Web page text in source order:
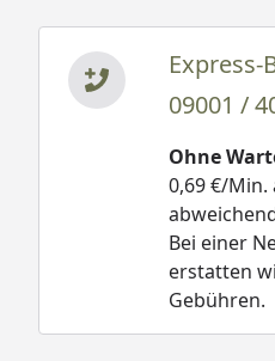
Express-
09001 /
Ohne
0,69 €/Min.
Bei einer
erstatten
Gebühren.